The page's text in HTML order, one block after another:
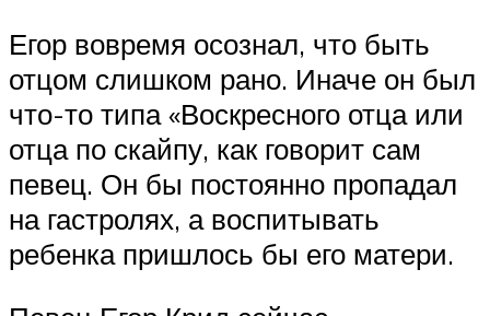
Егор вовремя осознал, что быть
отцом слишком рано. Иначе он был
что-то типа «Воскресного отца или
отца по скайпу, как говорит сам
певец. Он бы постоянно пропадал
на гастролях, а воспитывать
ребенка пришлось бы его матери.